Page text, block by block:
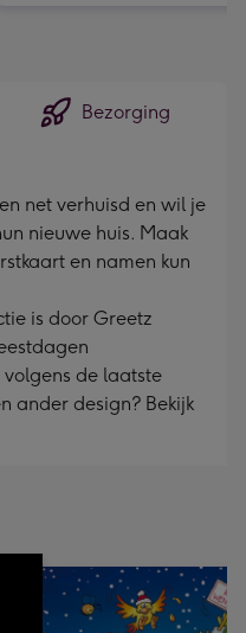
Bezorging
net verhuisd en wil je
nieuwe huis. Maak
en namen kun
is door Greetz
de laatste
ander design? Bekijk